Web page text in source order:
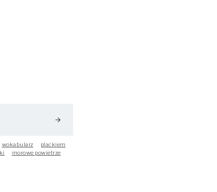
arrow_forward
wokabularz
plackiem
morowe powietrze